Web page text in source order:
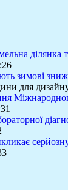
ділянка
зимові
для
серйозну